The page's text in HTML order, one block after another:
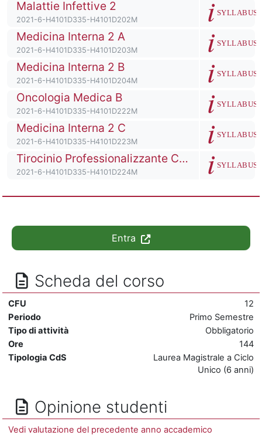
Titolo del corso
Malattie Infettive 2
Codice identificativo del corso
2021-6-H4101D335-H4101D202M
Descrizione
SYLLABUS
Titolo del corso
Medicina Interna 2 A
Codice identificativo del corso
2021-6-H4101D335-H4101D203M
Descrizione
SYLLABUS
Titolo del corso
Medicina Interna 2 B
Codice identificativo del corso
2021-6-H4101D335-H4101D204M
Descrizione
SYLLABUS
Titolo del corso
Oncologia Medica B
Codice identificativo del corso
2021-6-H4101D335-H4101D222M
Descrizione
SYLLABUS
Titolo del corso
Medicina Interna 2 C
Codice identificativo del corso
2021-6-H4101D335-H4101D223M
Descrizione
SYLLABUS
Titolo del corso Tirocinio Professionalizzante Clinica Medica
Codice identificativo del corso
2021-6-H4101D335-H4101D224M
Descrizione
SYLLABUS
Entra
Scheda del corso
CFU
12
Periodo
Primo Semestre
Tipo di attività
Obbligatorio
Ore
144
Tipologia CdS
Laurea Magistrale a Ciclo
Unico (6 anni)
Opinione studenti
Vedi valutazione del precedente anno accademico